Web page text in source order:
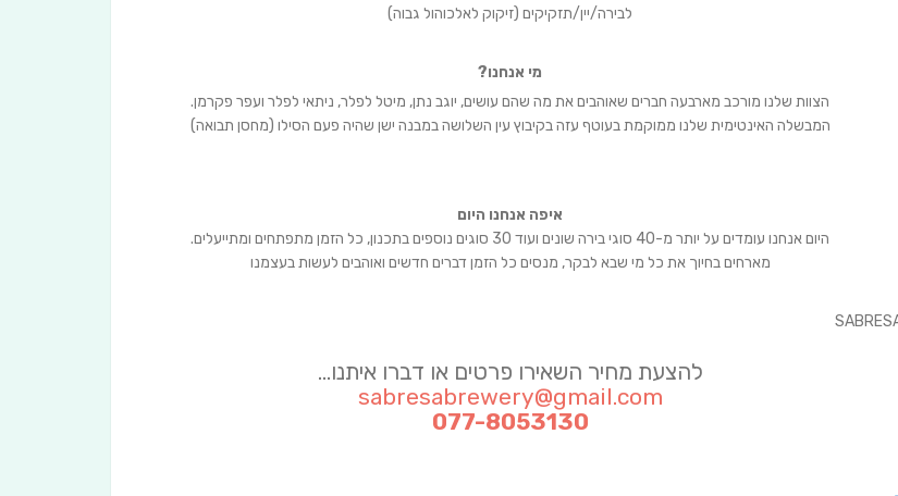
לבירה/יין/תזקיקים (זיקוק לאלכוהול גבוה)
מי אנחנו?
הצוות שלנו מורכב מארבעה חברים שאוהבים את מה שהם עושים, יוגב נתן, מיטל לפלר, ניתאי לפלר ועפר פקרמן.
המבשלה האינטימית שלנו ממוקמת בעוטף עזה בקיבוץ עין השלושה במבנה ישן שהיה פעם הסילו (מחסן תבואה)
איפה אנחנו היום
היום אנחנו עומדים על יותר מ-40 סוגי בירה שונים ועוד 30 סוגים נוספים בתכנון, כל הזמן מתפתחים ומתייעלים.
מארחים בחיוך את כל מי שבא לבקר, מנסים כל הזמן דברים חדשים ואוהבים לעשות בעצמנו
להצעת מחיר השאירו פרטים או דברו איתנו…
sabresabrewery@gmail.com
077-8053130